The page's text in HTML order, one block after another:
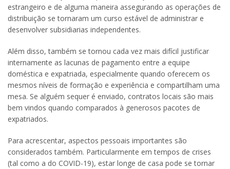
estrangeiro e de alguma maneira assegurando as operações de
distribuição se tornaram um curso estável de administrar e
desenvolver subsidiarias independentes.
Além disso, também se tornou cada vez mais difícil justificar
internamente as lacunas de pagamento entre a equipe
doméstica e expatriada, especialmente quando oferecem os
mesmos níveis de formação e experiência e compartilham uma
mesa. Se alguém sequer é enviado, contratos locais são mais
bem vindos quando comparados à generosos pacotes de
expatriados.
Para acrescentar, aspectos pessoais importantes são
considerados também. Particularmente em tempos de crises
(tal como a do COVID-19), estar longe de casa pode se tornar